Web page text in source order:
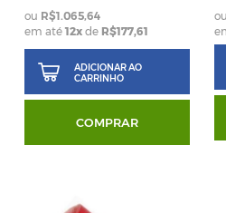
R$1.065,64
em até12x de R$177,61
ADICIONAR AO
CARRINHO
COMPRAR